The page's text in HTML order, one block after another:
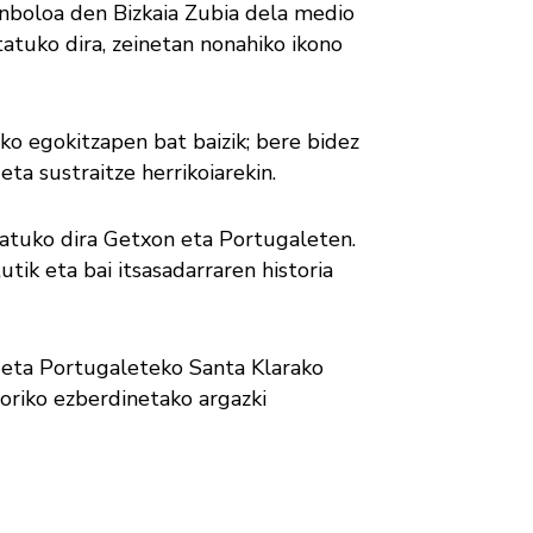
den Bizkaia Zubia dela medio
dira, zeinetan nonahiko ikono
egokitzapen bat baizik; bere bidez
sustraitze herrikoiarekin.
dira Getxon eta Portugaleten.
eta bai itsasadarraren historia
Portugaleteko Santa Klarako
ezberdinetako argazki